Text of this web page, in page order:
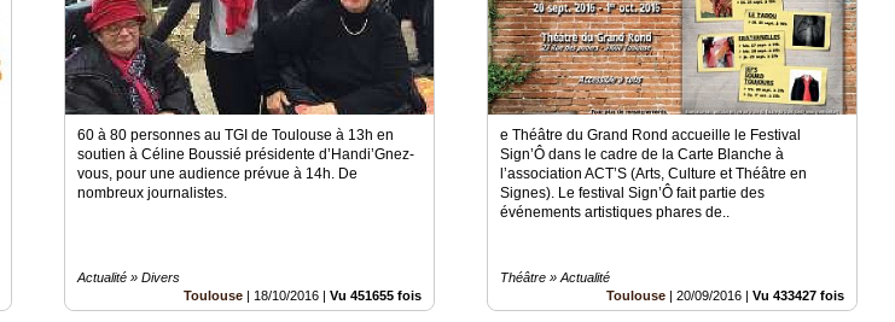
60 à 80 personnes au TGI de Toulouse à 13h en
soutien à Céline Boussié présidente d’Handi’Gnez-
vous, pour une audience prévue à 14h. De
nombreux journalistes.
Actualité » Divers
Toulouse | 18/10/2016 |Vu 451655 fois
e Théâtre du Grand Rond accueille le Festival
Sign’Ô dans le cadre de la Carte Blanche à
l’association ACT’S (Arts, Culture et Théâtre en
Signes). Le festival Sign’Ô fait partie des
événements artistiques phares de..
Théâtre » Actualité
Toulouse |20/09/2016 |Vu 433427 fois